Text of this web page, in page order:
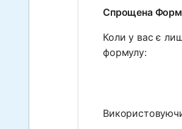
Спрощена
Коли у вас є
формулу: